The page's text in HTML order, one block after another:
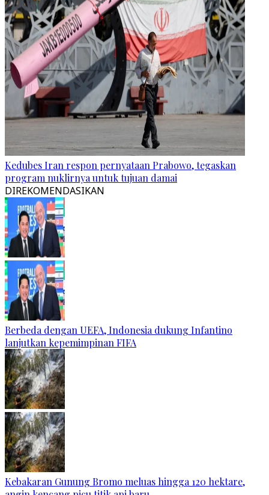
Kedubes Iran respon pernyataan Prabowo, tegaskan
program nuklirnya untuk tujuan damai
DIREKOMENDASIKAN
Berbeda dengan UEFA, Indonesia dukung Infantino
lanjutkan kepemimpinan FIFA
Kebakaran Gunung Bromo meluas hingga 120 hektare,